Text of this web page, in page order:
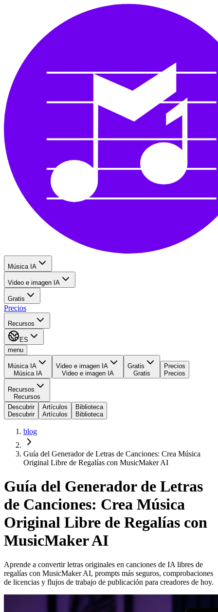
Música IA
Video e imagen IA
Gratis
Precios
Recursos
ES
menu
Música IA
Música IA
Video e imagen IA
Video e imagen IA
Gratis
Gratis
Precios
Precios
Recursos
Recursos
Descubrir
Descubrir
Artículos
Artículos
Biblioteca
Biblioteca
blog
Guía del Generador de Letras de Canciones: Crea Música
Original Libre de Regalías con MusicMaker AI
Guía del Generador de Letras
de Canciones: Crea Música
Original Libre de Regalías con
MusicMaker AI
Aprende a convertir letras originales en canciones de IA libres de
regalías con MusicMaker AI, prompts más seguros, comprobaciones
de licencias y flujos de trabajo de publicación para creadores de hoy.